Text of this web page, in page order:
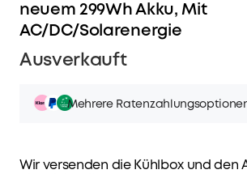
neuem 299Wh Akku, Mit
AC/DC/Solarenergie
Ausverkauft
Mehrere
Wir versenden die Kühlbox und den